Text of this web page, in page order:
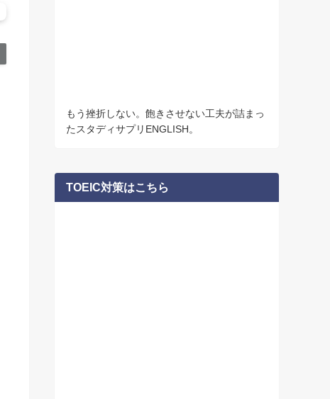
もう挫折しない。飽きさせない工夫が詰まっ
たスタディサプリENGLISH。
TOEIC対策はこちら